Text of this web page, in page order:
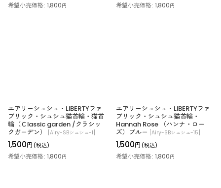
希望小売価格: 1,800円 希望小売価格: 1,800円
エアリーシュシュ・LIBERTYファ
ブリック・シュシュ猫首輪・猫首
輪（Ｃlassic garden /クラシッ
クガーデン）
[Airy-SBシュシュ-1]
1,500円 (税込)
希望小売価格: 1,800円
エアリーシュシュ・LIBERTYファ
ブリック・シュシュ猫首輪・
Hannah Rose （ハンナ・ロー
ズ）ブルー [Airy-SBシュシュ-15]
1,500円 (税込)
希望小売価格: 1,800円